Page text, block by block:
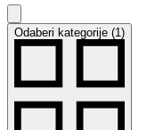
Odaberi kategorije (1)